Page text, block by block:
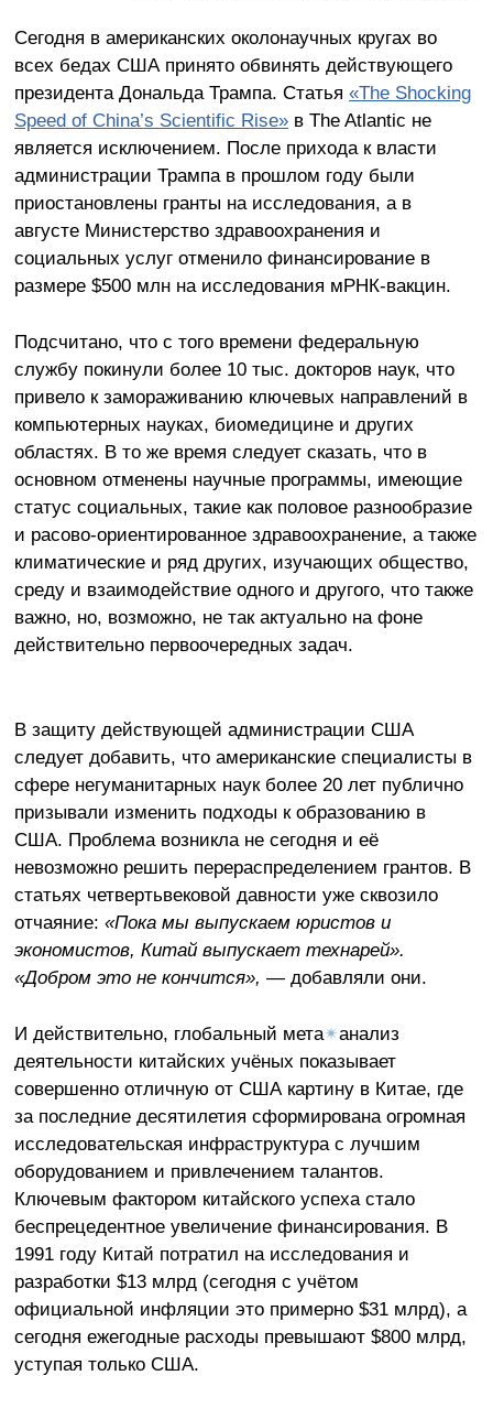
Сегодня в американских околонаучных кругах во
всех бедах США принято обвинять действующего
президента Дональда Трампа. Статья «The Shocking
Speed of China’s Scientific Rise»в The Atlantic не
является исключением. После прихода к власти
администрации Трампа в прошлом году были
приостановлены гранты на исследования, а в
августе Министерство здравоохранения и
социальных услуг отменило финансирование в
размере $500 млн на исследования мРНК-вакцин.
Подсчитано, что с того времени федеральную
службу покинули более 10 тыс. докторов наук, что
привело к замораживанию ключевых направлений в
компьютерных науках, биомедицине и других
областях. В то же время следует сказать, что в
основном отменены научные программы, имеющие
статус социальных, такие как половое разнообразие
и расово-ориентированное здравоохранение, а также
климатические и ряд других, изучающих общество,
среду и взаимодействие одного и другого, что также
важно, но, возможно, не так актуально на фоне
действительно первоочередных задач.
В защиту действующей администрации США
следует добавить, что американские специалисты в
сфере негуманитарных наук более 20 лет публично
призывали изменить подходы к образованию в
США. Проблема возникла не сегодня и её
невозможно решить перераспределением грантов. В
статьях четвертьвековой давности уже сквозило
отчаяние: «Пока мы выпускаем юристов и
экономистов, Китай выпускает технарей».
«Добром это не кончится», — добавляли они.
И действительно, глобальный мета✴анализ
деятельности китайских учёных показывает
совершенно отличную от США картину в Китае, где
за последние десятилетия сформирована огромная
исследовательская инфраструктура с лучшим
оборудованием и привлечением талантов.
Ключевым фактором китайского успеха стало
беспрецедентное увеличение финансирования. В
1991 году Китай потратил на исследования и
разработки $13 млрд (сегодня с учётом
официальной инфляции это примерно $31 млрд), а
сегодня ежегодные расходы превышают $800 млрд,
уступая только США.